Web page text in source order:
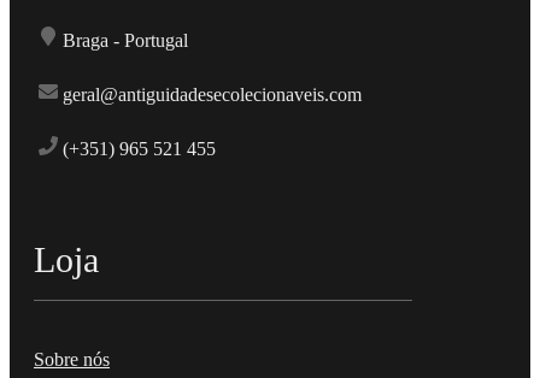
Braga - Portugal
geral@antiguidadesecolecionaveis.com
(+351) 965 521 455
Loja
Sobre nós